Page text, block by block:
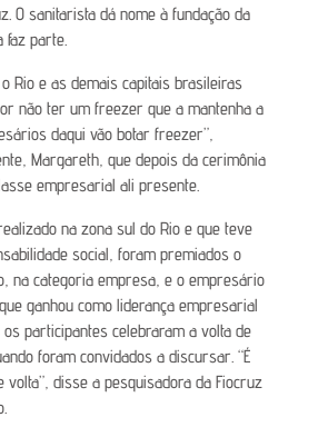
O sanitarista dá nome à fundação da
faz parte.
Rio e as demais capitais brasileiras
não ter um freezer que a mantenha a
daqui vão botar freezer”,
Margareth, que depois da cerimônia
empresarial ali presente.
na zona sul do Rio e que teve
social, foram premiados o
na categoria empresa, e o empresário
ganhou como liderança empresarial
os participantes celebraram a volta de
foram convidados a discursar. “É
disse a pesquisadora da Fiocruz